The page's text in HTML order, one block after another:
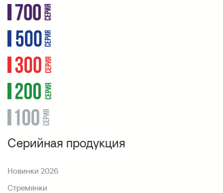
Серийная продукция
Новинки 2026
Стремянки